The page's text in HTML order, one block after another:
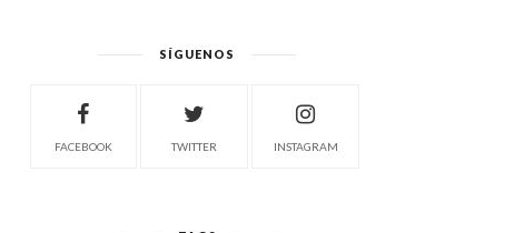
SÍGUENOS
FACEBOOK TWITTER INSTAGRAM